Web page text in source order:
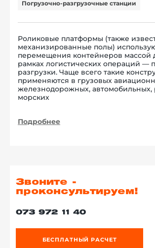
Погрузочно-разгрузочные станции
Роликовые платформы (также
механизированные полы)
перемещения контейнеров массой
рамках логистических операций —
разгрузки. Чаще всего такие
применяются в грузовых
железнодорожных, автомобильных,
морских
Подробнее
Звоните -
проконсультируем!
073 972 11 40
БЕСПЛАТНЫЙ РАСЧЕТ